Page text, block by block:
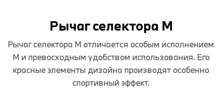
Рычаг селектора M
Рычаг селектора M отличается особым исполнением
M и превосходным удобством использования. Его
красные элементы дизайна производят особенно
спортивный эффект.